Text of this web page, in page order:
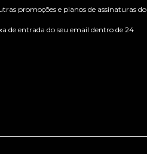
promoções e planos de assinaturas do
de entrada do seu email dentro de 24